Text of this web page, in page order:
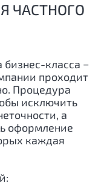
ЧАСТНОГО
бизнес-класса −
проходит
Процедура
исключить
а
оформление
каждая